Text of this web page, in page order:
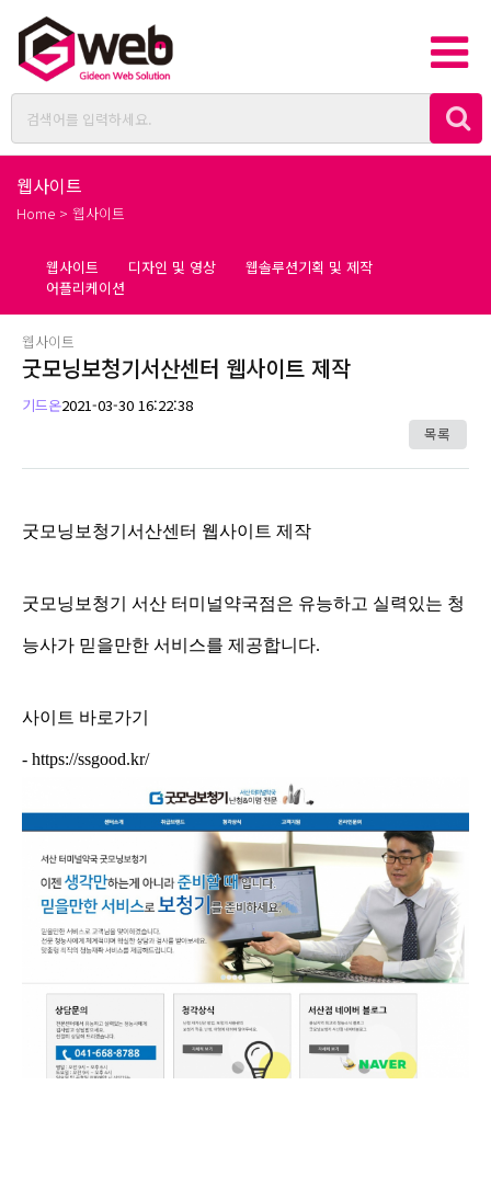
웹사이트
Home > 웹사이트
웹사이트 디자인 및 영상
웹솔루션기획 및 제작
어플리케이션
웹사이트
굿모닝보청기서산센터 웹사이트 제작
기드온2021-03-30 16:22:38
목록
굿모닝보청기서산센터 웹사이트 제작
굿모닝보청기 서산 터미널약국점은 유능하고 실력있는 청
능사가 믿을만한 서비스를 제공합니다.
사이트 바로가기
- https://ssgood.kr/